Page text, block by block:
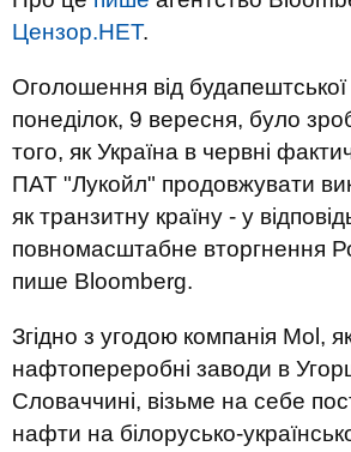
Цензор.НЕТ.
Оголошення від будапештської
понеділок, 9 вересня, було
того, як Україна в червні
ПАТ "Лукойл" продовжувати
як транзитну країну - у
повномасштабне вторгнення
пише Bloomberg.
Згідно з угодою компанія Mol,
нафтопереробні заводи в
Словаччині, візьме на себе
нафти на білорусько-